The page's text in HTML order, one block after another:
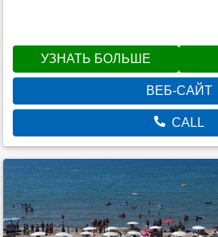
УЗНАТЬ БОЛЬШЕ
ВЕБ-САЙТ
CALL